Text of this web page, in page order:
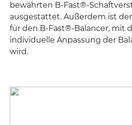
bewährten B-Fast®-
ausgestattet. Außerdem ist
für den B-Fast®-Balancer, mit
individuelle Anpassung der
wird.